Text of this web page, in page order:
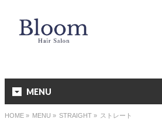
MENU
HOME » MENU » STRAIGHT » ストレート